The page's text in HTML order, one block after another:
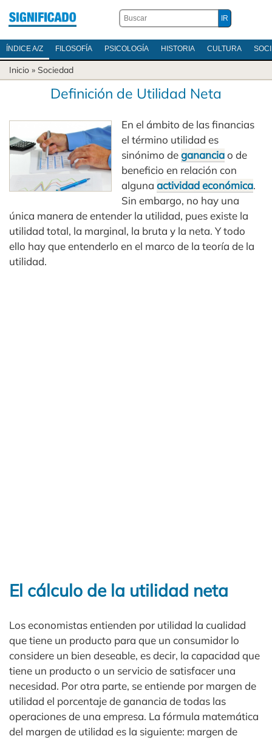
ÍNDICE A/Z FILOSOFÍA PSICOLOGÍA HISTORIA CULTURA
Inicio » Sociedad
Definición de Utilidad Neta
En el ámbito de las financias
el término utilidad es
sinónimo degananciao de
beneficio en relación con
algunaactividad económica.
Sin embargo, no hay una
única manera de entender la utilidad, pues existe la
utilidad total, la marginal, la bruta y la neta. Y todo
ello hay que entenderlo en el marco de la teoría de la
utilidad.
El cálculo de la utilidad neta
Los economistas entienden por utilidad la cualidad
que tiene un producto para que un consumidor lo
considere un bien deseable, es decir, la capacidad que
tiene un producto o un servicio de satisfacer una
necesidad. Por otra parte, se entiende por margen de
utilidad el porcentaje de ganancia de todas las
operaciones de una empresa. La fórmula matemática
del margen de utilidad es la siguiente: margen de